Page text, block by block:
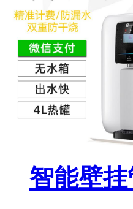
智能壁